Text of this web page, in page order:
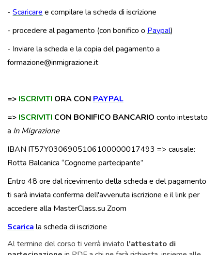
- Scaricare e compilare la scheda di iscrizione
- procedere al pagamento (con bonifico o Paypal)
- Inviare la scheda e la copia del pagamento a
formazione@inmigrazione.it
=> ISCRIVITI ORA CON PAYPAL
=> ISCRIVITI CON BONIFICO BANCARIO conto intestato
a In Migrazione
IBAN IT57Y0306905106100000017493 => causale:
Rotta Balcanica “Cognome partecipante”
Entro 48 ore dal ricevimento della scheda e del pagamento
ti sarà inviata conferma dell'avvenuta iscrizione e il link per
accedere alla MasterClass.su Zoom
Scarica la scheda di iscrizione
Al termine del corso ti verrà inviato l'attestato di